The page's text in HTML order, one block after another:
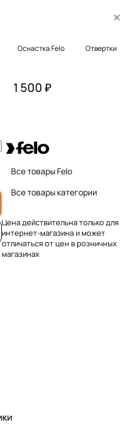
Оснастка Felo Отвертки
1 500 ₽
Все товары Felo
Все товары категории
Цена действительна только для
интернет-магазина и может
отличаться от цен в розничных
магазинах